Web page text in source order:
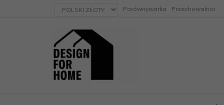
currency_h Porównywarka Przechowalnia